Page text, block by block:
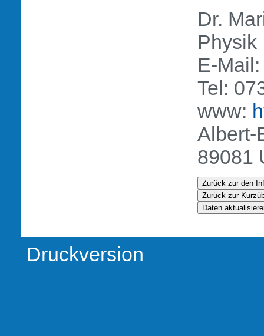
Dr.
Physik
E-
Tel:
www:
Albert-
89081
Druckversion